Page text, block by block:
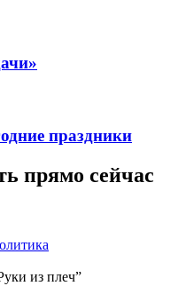
праздники
прямо сейчас
из плеч”